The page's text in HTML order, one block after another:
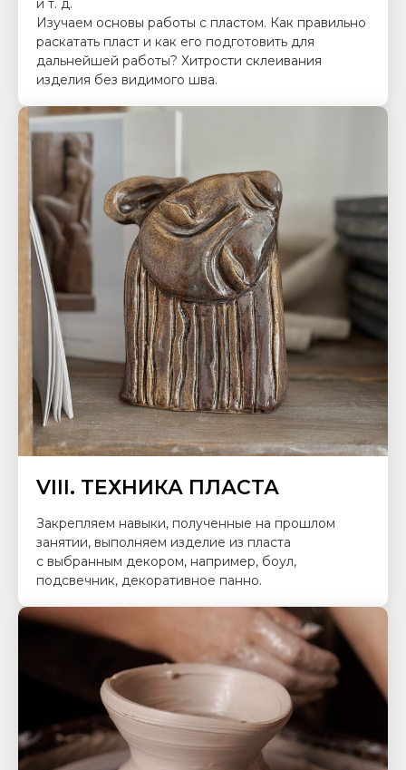
и т. д.
Изучаем основы работы с пластом. Как правильно
раскатать пласт и как его подготовить для
дальнейшей работы? Хитрости склеивания
изделия без видимого шва.
VIII. ТЕХНИКА ПЛАСТА
Закрепляем навыки, полученные на прошлом
занятии, выполняем изделие из пласта
с выбранным декором, например, боул,
подсвечник, декоративное панно.